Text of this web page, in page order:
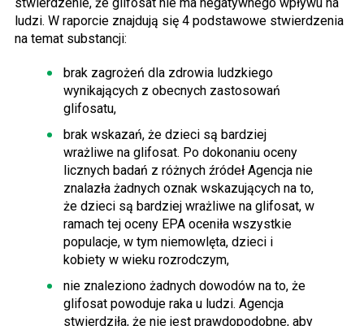
ludzi. W raporcie znajdują się 4 podstawowe stwierdzenia
na temat substancji:
brak zagrożeń dla zdrowia ludzkiego
wynikających z obecnych zastosowań
glifosatu,
brak wskazań, że dzieci są bardziej
wrażliwe na glifosat. Po dokonaniu oceny
licznych badań z różnych źródeł Agencja nie
znalazła żadnych oznak wskazujących na to,
że dzieci są bardziej wrażliwe na glifosat, w
ramach tej oceny EPA oceniła wszystkie
populacje, w tym niemowlęta, dzieci i
kobiety w wieku rozrodczym,
nie znaleziono żadnych dowodów na to, że
glifosat powoduje raka u ludzi. Agencja
stwierdziła, że nie jest prawdopodobne, aby